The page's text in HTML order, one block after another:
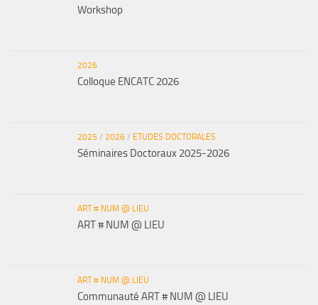
Workshop
2026
Colloque ENCATC 2026
2025 / 2026 / ETUDES DOCTORALES
Séminaires Doctoraux 2025-2026
ART # NUM @ LIEU
ART # NUM @ LIEU
ART # NUM @ LIEU
Communauté ART # NUM @ LIEU